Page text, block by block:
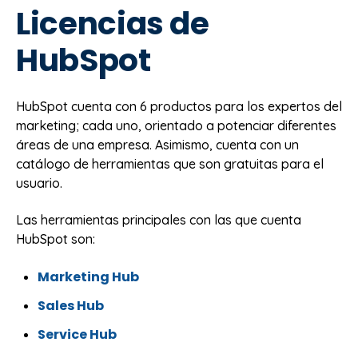
Licencias de
HubSpot
HubSpot cuenta con 6 productos para los expertos del
marketing; cada uno, orientado a potenciar diferentes
áreas de una empresa. Asimismo, cuenta con un
catálogo de herramientas que son gratuitas para el
usuario.
Las herramientas principales con las que cuenta
HubSpot son:
Marketing Hub
Sales Hub
Service Hub